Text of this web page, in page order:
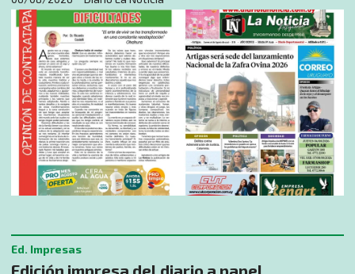
Edición impresa del diario a papel
Ed. Impresas